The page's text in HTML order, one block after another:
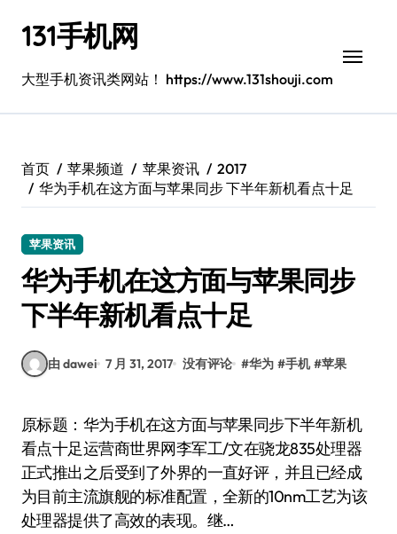
131手机网
大型手机资讯类网站！ https://www.131shouji.com
首页 苹果频道 苹果资讯
2017
华为手机在这方面与苹果同步 下半年新机看点十足
苹果资讯
华为手机在这方面与苹果同步
下半年新机看点十足
由 dawei 7 月 31, 2017 没有评论 #华为 #手机 #苹果
原标题：华为手机在这方面与苹果同步下半年新机
看点十足运营商世界网李军工/文在骁龙835处理器
正式推出之后受到了外界的一直好评，并且已经成
为目前主流旗舰的标准配置，全新的10nm工艺为该
处理器提供了高效的表现。继…